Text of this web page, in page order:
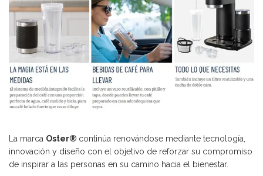
La marca Oster® continúa renovándose mediante tecnología,
innovación y diseño con el objetivo de reforzar su compromiso
de inspirar a las personas en su camino hacia el bienestar.